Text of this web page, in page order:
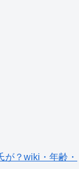
が？wiki・年齢・